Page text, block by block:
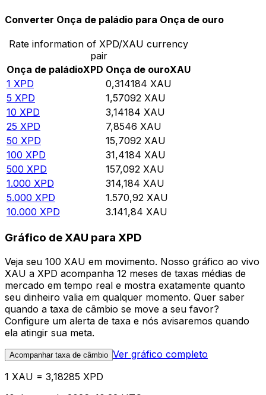
Converter Onça de paládio para Onça de ouro
Rate information of XPD/XAU currency
pair
Onça de paládioXPD Onça de ouroXAU
1 XPD 0,314184 XAU
5 XPD 1,57092 XAU
10 XPD 3,14184 XAU
25 XPD 7,8546 XAU
50 XPD 15,7092 XAU
100 XPD 31,4184 XAU
500 XPD 157,092 XAU
1.000 XPD 314,184 XAU
5.000 XPD 1.570,92 XAU
10.000 XPD 3.141,84 XAU
Gráfico de XAU para XPD
Veja seu 100 XAU em movimento. Nosso gráfico ao vivo
XAU a XPD acompanha 12 meses de taxas médias de
mercado em tempo real e mostra exatamente quanto
seu dinheiro valia em qualquer momento. Quer saber
quando a taxa de câmbio se move a seu favor?
Configure um alerta de taxa e nós avisaremos quando
ela atingir sua meta.
Acompanhar taxa de câmbio Ver gráfico completo
1 XAU = 3,18285 XPD